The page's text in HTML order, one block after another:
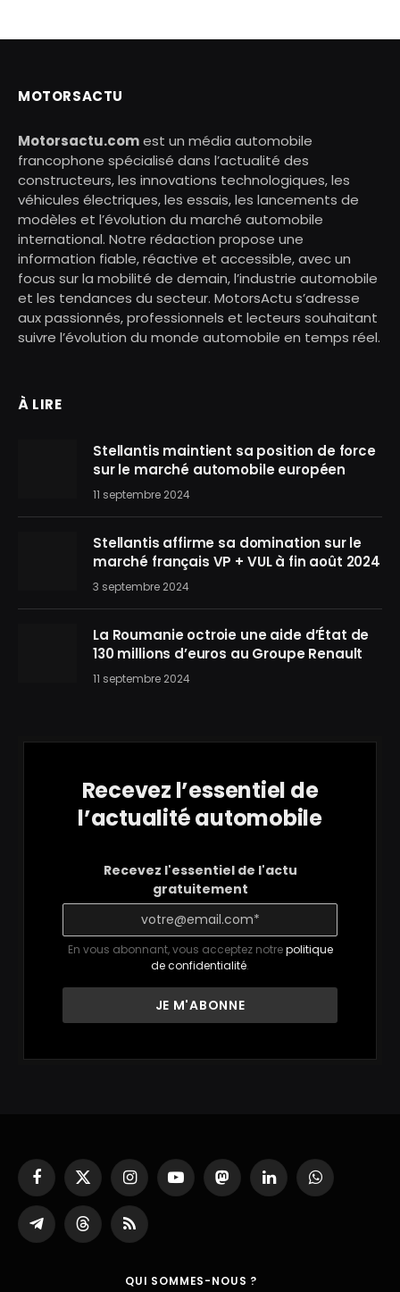
MOTORSACTU
Motorsactu.comest un média automobile
francophone spécialisé dans l’actualité des
constructeurs, les innovations technologiques, les
véhicules électriques, les essais, les lancements de
modèles et l’évolution du marché automobile
international. Notre rédaction propose une
information fiable, réactive et accessible, avec un
focus sur la mobilité de demain, l’industrie automobile
et les tendances du secteur. MotorsActu s’adresse
aux passionnés, professionnels et lecteurs souhaitant
suivre l’évolution du monde automobile en temps réel.
À LIRE
Stellantis maintient sa position de force
sur le marché automobile européen
11 septembre 2024
Stellantis affirme sa domination sur le
marché français VP + VUL à fin août 2024
3 septembre 2024
La Roumanie octroie une aide d’État de
130 millions d’euros au Groupe Renault
11 septembre 2024
Recevez l’essentiel de
l’actualité automobile
Recevez l'essentiel de l'actu
gratuitement
En vous abonnant, vous acceptez notrepolitique
de confidentialité.
Facebook
X
(Twitter)
InstagramYouTubeMastodonLinkedInWhatsApp
Partager
sur
ThreadsRSS
QUI SOMMES-NOUS ?